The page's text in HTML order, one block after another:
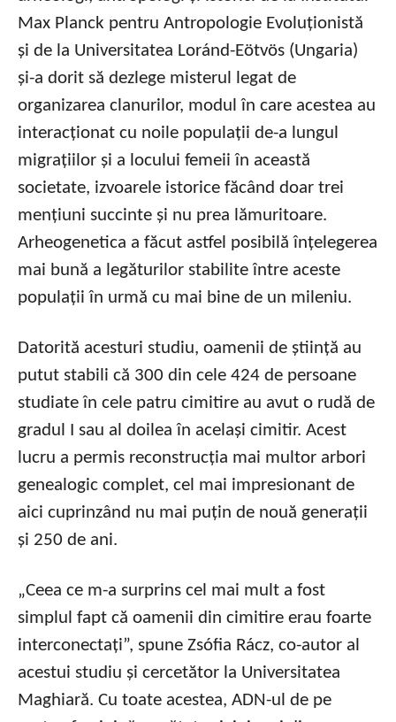
Max Planck pentru Antropologie Evoluționistă
și de la Universitatea Loránd-Eötvös (Ungaria)
și-a dorit să dezlege misterul legat de
organizarea clanurilor, modul în care acestea au
interacționat cu noile populații de-a lungul
migrațiilor și a locului femeii în această
societate, izvoarele istorice făcând doar trei
mențiuni succinte și nu prea lămuritoare.
Arheogenetica a făcut astfel posibilă înțelegerea
mai bună a legăturilor stabilite între aceste
populații în urmă cu mai bine de un mileniu.
Datorită acesturi studiu, oamenii de știință au
putut stabili că 300 din cele 424 de persoane
studiate în cele patru cimitire au avut o rudă de
gradul I sau al doilea în același cimitir. Acest
lucru a permis reconstrucția mai multor arbori
genealogic complet, cel mai impresionant de
aici cuprinzând nu mai puțin de nouă generații
și 250 de ani.
„Ceea ce m-a surprins cel mai mult a fost
simplul fapt că oamenii din cimitire erau foarte
interconectați”, spune Zsófia Rácz, co-autor al
acestui studiu și cercetător la Universitatea
Maghiară. Cu toate acestea, ADN-ul de pe